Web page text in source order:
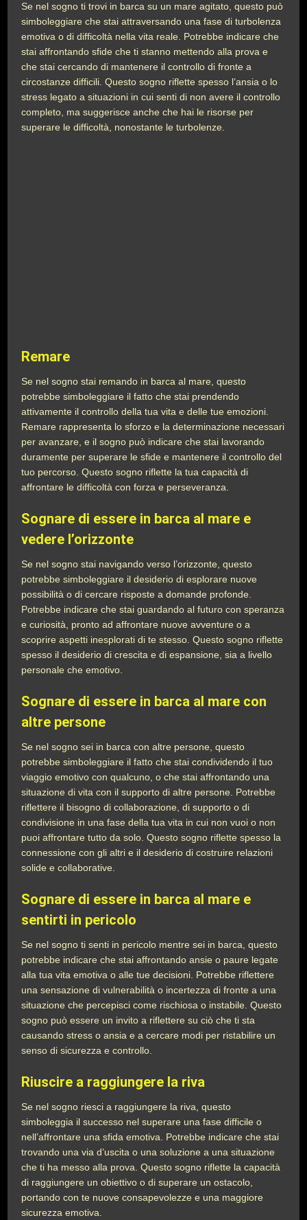
Se nel sogno ti trovi in barca su un mare agitato, questo può
simboleggiare che stai attraversando una fase di turbolenza
emotiva o di difficoltà nella vita reale. Potrebbe indicare che
stai affrontando sfide che ti stanno mettendo alla prova e
che stai cercando di mantenere il controllo di fronte a
circostanze difficili. Questo sogno riflette spesso l’ansia o lo
stress legato a situazioni in cui senti di non avere il controllo
completo, ma suggerisce anche che hai le risorse per
superare le difficoltà, nonostante le turbolenze.
Remare
Se nel sogno stai remando in barca al mare, questo
potrebbe simboleggiare il fatto che stai prendendo
attivamente il controllo della tua vita e delle tue emozioni.
Remare rappresenta lo sforzo e la determinazione necessari
per avanzare, e il sogno può indicare che stai lavorando
duramente per superare le sfide e mantenere il controllo del
tuo percorso. Questo sogno riflette la tua capacità di
affrontare le difficoltà con forza e perseveranza.
Sognare di essere in barca al mare e
vedere l’orizzonte
Se nel sogno stai navigando verso l’orizzonte, questo
potrebbe simboleggiare il desiderio di esplorare nuove
possibilità o di cercare risposte a domande profonde.
Potrebbe indicare che stai guardando al futuro con speranza
e curiosità, pronto ad affrontare nuove avventure o a
scoprire aspetti inesplorati di te stesso. Questo sogno riflette
spesso il desiderio di crescita e di espansione, sia a livello
personale che emotivo.
Sognare di essere in barca al mare con
altre persone
Se nel sogno sei in barca con altre persone, questo
potrebbe simboleggiare il fatto che stai condividendo il tuo
viaggio emotivo con qualcuno, o che stai affrontando una
situazione di vita con il supporto di altre persone. Potrebbe
riflettere il bisogno di collaborazione, di supporto o di
condivisione in una fase della tua vita in cui non vuoi o non
puoi affrontare tutto da solo. Questo sogno riflette spesso la
connessione con gli altri e il desiderio di costruire relazioni
solide e collaborative.
Sognare di essere in barca al mare e
sentirti in pericolo
Se nel sogno ti senti in pericolo mentre sei in barca, questo
potrebbe indicare che stai affrontando ansie o paure legate
alla tua vita emotiva o alle tue decisioni. Potrebbe riflettere
una sensazione di vulnerabilità o incertezza di fronte a una
situazione che percepisci come rischiosa o instabile. Questo
sogno può essere un invito a riflettere su ciò che ti sta
causando stress o ansia e a cercare modi per ristabilire un
senso di sicurezza e controllo.
Riuscire a raggiungere la riva
Se nel sogno riesci a raggiungere la riva, questo
simboleggia il successo nel superare una fase difficile o
nell’affrontare una sfida emotiva. Potrebbe indicare che stai
trovando una via d’uscita o una soluzione a una situazione
che ti ha messo alla prova. Questo sogno riflette la capacità
di raggiungere un obiettivo o di superare un ostacolo,
portando con te nuove consapevolezze e una maggiore
sicurezza emotiva.